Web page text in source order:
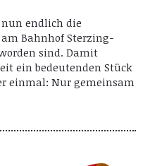
nun endlich die
Bahnhof Sterzing-
sind. Damit
ein bedeutenden Stück
einmal: Nur gemeinsam